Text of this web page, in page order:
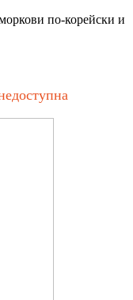
по-корейски и